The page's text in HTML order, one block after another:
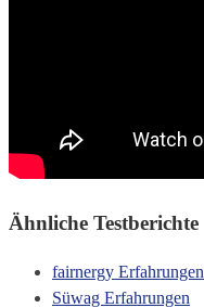
Ähnliche Testberichte
fairnergy Erfahrungen
Süwag Erfahrungen